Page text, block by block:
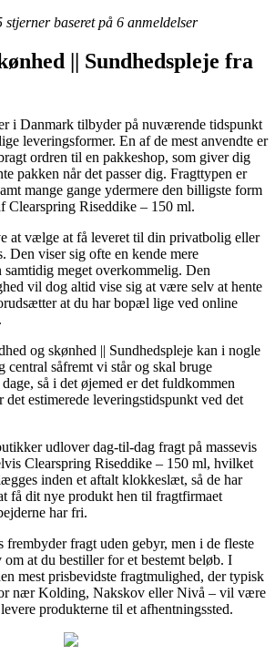
stjerner baseret på 6 anmeldelser
|| Sundhedspleje fra
i Danmark tilbyder på nuværende tidspunkt
leveringsformer. En af de mest anvendte er
ordren til en pakkeshop, som giver dig
pakken når det passer dig. Fragttypen er
mange gange ydermere den billigste form
Clearspring Riseddike – 150 ml.
at vælge at få leveret til din privatbolig eller
Den viser sig ofte en kende mere
meget overkommelig. Den
vil dog altid vise sig at være selv at hente
at du har bopæl lige ved online
og skønhed || Sundhedspleje kan i nogle
såfremt vi står og skal bruge
så i det øjemed er det fuldkommen
estimerede leveringstidspunkt ved det
udlover dag-til-dag fragt på massevis
Clearspring Riseddike – 150 ml, hvilket
inden et aftalt klokkeslæt, så de har
få dit nye produkt hen til fragtfirmaet
har fri.
frembyder fragt uden gebyr, men i de fleste
at du bestiller for et bestemt beløb. I
mest prisbevidste fragtmulighed, der typisk
nær Kolding, Nakskov eller Nivå – vil være
produkterne til et afhentningssted.